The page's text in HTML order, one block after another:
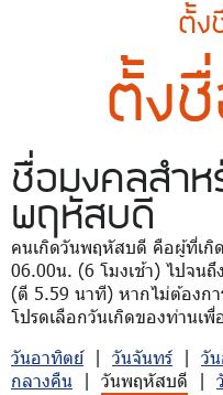
ตั้ง
ตั้ง
ชื่อมงคลสำ
พฤหัสบดี
คนเกิดวันพฤหัสบดี คือผู้ที่เกิ
06.00น. (6 โมงเช้า) ไปจนถึ
(ตี 5.59 นาที) หากไม่ต้องก
โปรดเลือกวันเกิดของท่านเ
วันอาทิตย์| วันจันทร์ | วั
กลางคืน | วันพฤหัสบดี |